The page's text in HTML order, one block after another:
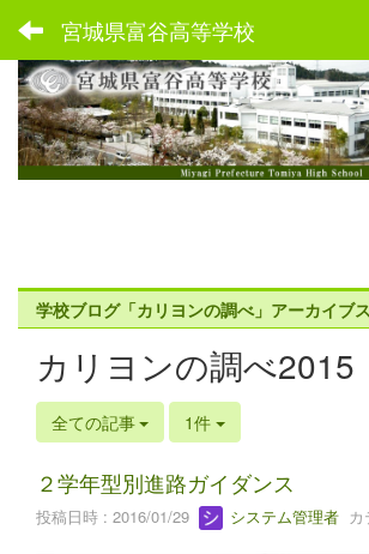
宮城県富谷高等学校
学校ブログ「カリヨンの調べ」アーカイブス
カリヨンの調べ2015
全ての記事 1件
２学年型別進路ガイダンス
投稿日時 : 2016/01/29 システム管理者